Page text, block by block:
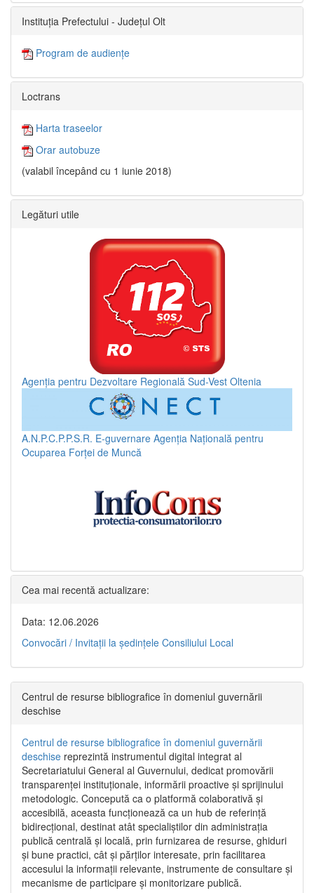
Instituția Prefectului - Județul Olt
Program de audiențe
Loctrans
Harta traseelor
Orar autobuze
(valabil începând cu 1 iunie 2018)
Legături utile
Agenția pentru Dezvoltare Regională Sud-Vest Oltenia
A.N.P.C.P.P.S.R. E-guvernare Agenția Națională pentru
Ocuparea Forței de Muncă
Cea mai recentă actualizare:
Data: 12.06.2026
Convocări / Invitaţii la şedinţele Consiliului Local
Centrul de resurse bibliografice în domeniul guvernării
deschise
Centrul de resurse bibliografice în domeniul guvernării
deschise reprezintă instrumentul digital integrat al
Secretariatului General al Guvernului, dedicat promovării
transparenței instituționale, informării proactive și sprijinului
metodologic. Concepută ca o platformă colaborativă și
accesibilă, aceasta funcționează ca un hub de referință
bidirecțional, destinat atât specialiștilor din administrația
publică centrală și locală, prin furnizarea de resurse, ghiduri
și bune practici, cât și părților interesate, prin facilitarea
accesului la informații relevante, instrumente de consultare și
mecanisme de participare și monitorizare publică.